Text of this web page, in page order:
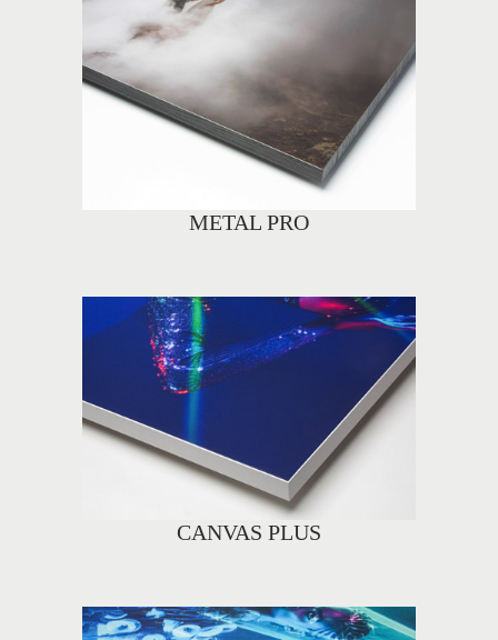
METAL PRO
CANVAS PLUS